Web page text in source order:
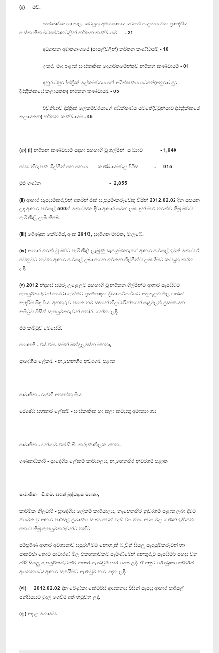
(අ) ඔව්.
සංස්කෘතික හා කලා කටයුතු අමාත්‍යාංශය යටතේ පාලනය වන ප්‍රාදේශීය
සංස්කෘතික මධ්‍යස්ථානවලින් නර්තන කණ්ඩායම් - 21
අධ්‍යාපන අමාත්‍යාංශයේ (පාසල්වලින්) නර්තන කණ්ඩායම් - 10
උතුරු මැද පළාත් සංස්කෘතික දෙපාර්තමේන්තුව නර්තන කණ්ඩායම් - 01
අනුරාධපුර දිස්ත්‍රික් ලේකම්වරයාගේ අධීක්ෂණය යටතේ(අනුරාධපුර
දිස්ත්‍රික්කයේ කලායතන) නර්තන කණ්ඩායම් - 05
වවුනියාව දිස්ත්‍රික් ලේකම්වරයාගේ අධීක්ෂණය යටතේ(වවුනියාව දිස්ත්‍රික්කයේ
කලායතන) නර්තන කණ්ඩායම් - 05
(ආ) (i) නර්තන කණ්ඩායම් සඳහා සහභාගි වූ ශිල්පීන් සංඛ්‍යාව - 1,940
වේශ නිරූපණ ශිල්පීන් සහ සහාය කණ්ඩායම්වල පිරිස - 915
මුළු ගණන - 2,855
(ii) ආහාර සැපයුම්කරුවන් අතරින් එක් සැපයුම්-කරුවෙකු විසින් 2012.02.02 දින සපයන
ලද ආහාර පාර්සල් 500න් කොටසක දිවා ආහාර සමඟ ලබා දුන් මාළු නරක්ව තිබූ බවට
පැමිණිලි ලැබී තිබේ.
(iii) රේණුකා කේටර්ස්, අංක 291/3, සුදර්ශන මාවත, මාලබේ.
(iv) ආහාර නරක් වූ බවට පැමිණිලි ලැබුණු සැපයුම්කරුගේ ආහාර පාර්සල් ඉවත් කොට ඒ
වෙනුවට නැවත ආහාර පාර්සල් ලබා ගෙන නර්තන ශිල්පීන්ට ලබා දීමට කටයුතු කරන
ලදී.
(v) 2012 නිදහස් සමරු උළෙලට සහභාගි වූ නර්තන ශිල්පීන්ට ආහාර සැපයීමට
සැපයුම්කරුවන් තෝරා ගැනීමට ප්‍රසම්පාදන ක්‍රියා පටිපාටියට අනුකූලව මිල ගණන්
කැඳවීම සිදු විය. අනතුරුව පහත නම් සඳහන් නිලධාරින්ගෙන් සැදුම්ලත් ප්‍රසම්පාදන
කමිටුව විසින් සැපයුම්කරුවන් තෝරා ගන්නා ලදී.
එම කමිටුව මෙසේයි.
සභාපති - එස්.එම්. සමන් බන්දුලසේන මහතා,
ප්‍රාදේශීය ලේකම් - නැ‍ඟෙනහිර නුවරගම් පළාත
සාමාජික - රංජනී අතපත්තු මිය,
ජ්‍යෙෂ්ඨ සහකාර ලේකම් - සංස්කෘතික හා කලා කටයුතු අමාත්‍යාංශය
සාමාජික - එන්.එම්.එස්.ඩී.බී. කරුණාතිලක මහතා,
ගණකාධිකාරී - ප්‍රාදේශීය ලේකම් කාර්යාලය, නැ‍ඟෙනහිර නුවරගම් පළාත
සාමාජික - ඩී.එම්. සරත් බුද්ධදාස මහතා,
කාර්මික නිලධාරි - ප්‍රාදේශීය ලේකම් කාර්යාලය, නැ‍ඟෙනහිර නුවරගම් පළාත ලබා දීමට
නියමිත වූ ආහාර පාර්සල් ප්‍රමාණය සංඛ්‍යාවෙන් වැඩි වීම නිසා අවම මිල ගණන් ඉදිරිපත්
කොට තිබූ සැපයුම්කරුවන්ට තනිව
සම්පූර්ණ ආහාර අවශ්‍යතාව සපුරාලීමට නොහැකි බැවින් සියලු සැපයුම්කරුවන් හා
සාකච්ඡා කොට සාධාරණ මිල එකඟතාවකට පැමිණීමෙන් අනතුරුව සැපයීමට පහසු වන
පරිදි සියලු සැපයුම්කරුවන්ට ආහාර ඇණවුම් භාර දෙන ලදී. ඒ අනුව රේණුකා කේටර්ස්
ආයතනයටද ආහාර සැපයීමට ඇණවුම් භාර දෙන ලදී.
(vi) 2012.02.02 දින රේණුකා කේ‍ටර්ස් ආයතනය විසින් සැපයූ ආහාර පාර්සල්
පන්සියයට මුදල් ගෙවීම අත් හිටුවන ලදී.
(ඇ) අදාළ නොවේ.